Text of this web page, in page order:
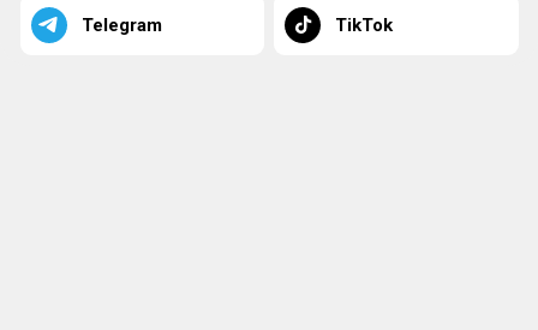
Telegram TikTok